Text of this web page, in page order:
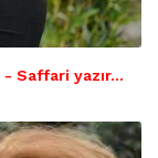
- Saffari yazır…